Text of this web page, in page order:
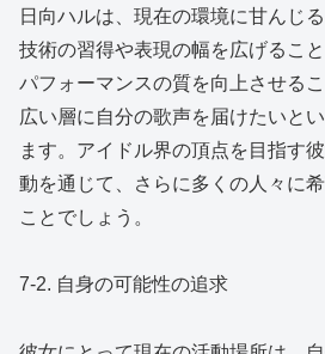
日向ハルは、現在の環境に甘んじ
技術の習得や表現の幅を広げるこ
パフォーマンスの質を向上させる
広い層に自分の歌声を届けたいと
ます。アイドル界の頂点を目指す
動を通じて、さらに多くの人々に
ことでしょう。
7-2. 自身の可能性の追求